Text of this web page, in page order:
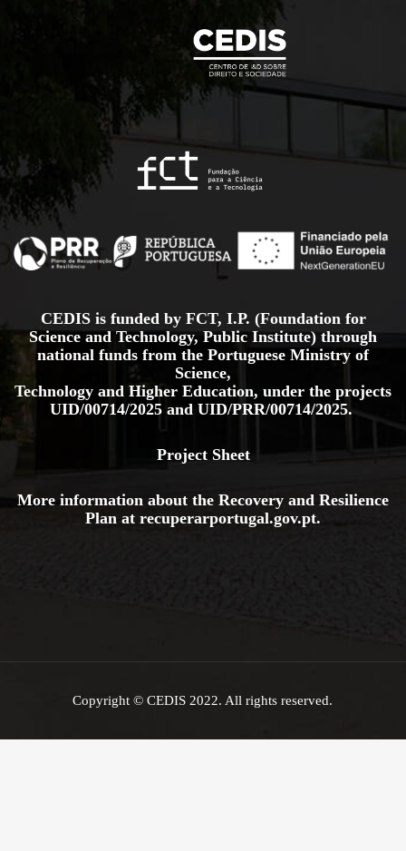
CEDIS is funded by FCT, I.P. (Foundation for
Science and Technology, Public Institute) through
national funds from the Portuguese Ministry of
Science,
Technology and Higher Education, under the projects
UID/00714/2025 and UID/PRR/00714/2025.
Project Sheet
More information about the Recovery and Resilience
Plan at recuperarportugal.gov.pt.
Copyright © CEDIS 2022. All rights reserved.